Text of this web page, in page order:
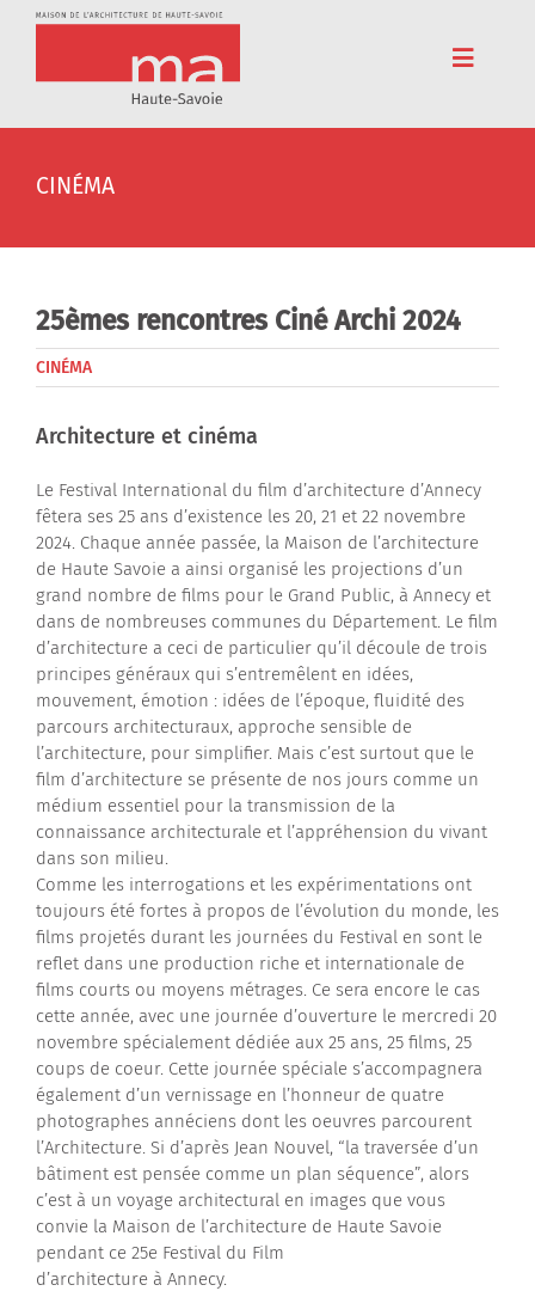
Passer
Toggle
Accueil
Cinéma
Pédagogie
L’association
Contactez-nous
CINÉMA
25èmes rencontres Ciné Archi 2024
CINÉMA
Architecture et cinéma
Le Festival International du film d’architecture d’Annecy
fêtera ses 25 ans d’existence les 20, 21 et 22 novembre
2024. Chaque année passée, la Maison de l’architecture
de Haute Savoie a ainsi organisé les projections d’un
grand nombre de films pour le Grand Public, à Annecy et
dans de nombreuses communes du Département. Le film
d’architecture a ceci de particulier qu’il découle de trois
principes généraux qui s’entremêlent en idées,
mouvement, émotion : idées de l’époque, fluidité des
parcours architecturaux, approche sensible de
l’architecture, pour simplifier. Mais c’est surtout que le
film d’architecture se présente de nos jours comme un
médium essentiel pour la transmission de la
connaissance architecturale et l’appréhension du vivant
dans son milieu.
Comme les interrogations et les expérimentations ont
toujours été fortes à propos de l’évolution du monde, les
films projetés durant les journées du Festival en sont le
reflet dans une production riche et internationale de
films courts ou moyens métrages. Ce sera encore le cas
cette année, avec une journée d’ouverture le mercredi 20
novembre spécialement dédiée aux 25 ans, 25 films, 25
coups de coeur. Cette journée spéciale s’accompagnera
également d’un vernissage en l’honneur de quatre
photographes annéciens dont les oeuvres parcourent
l’Architecture. Si d’après Jean Nouvel, “la traversée d’un
bâtiment est pensée comme un plan séquence”, alors
c’est à un voyage architectural en images que vous
convie la Maison de l’architecture de Haute Savoie
pendant ce 25e Festival du Film
d’architecture à Annecy.